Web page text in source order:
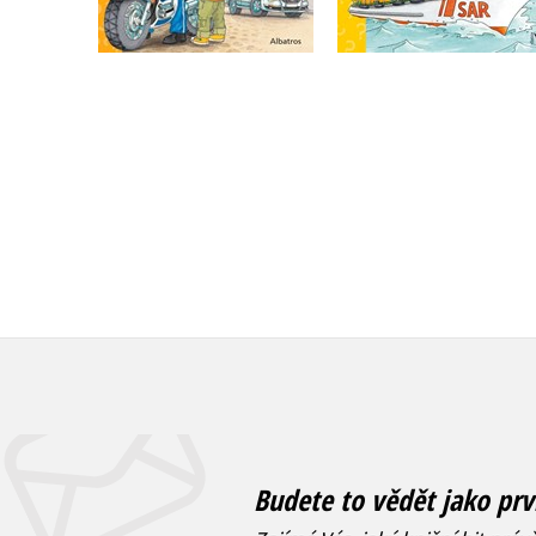
Do košíku Do košíku
Budete to vědět jako